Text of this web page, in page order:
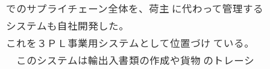
でのサプライチェーン全体を、荷主 に代わって管理する
システムも自社開発した。
これを３ＰＬ事業用システムとして位置づけ ている。
このシステムは輸出入書類の作成や貨物 のトレーシ